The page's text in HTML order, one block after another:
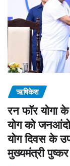
ऋषिकेश
रन फॉर योगा
योग को
योग दिवस के
मुख्यमंत्री